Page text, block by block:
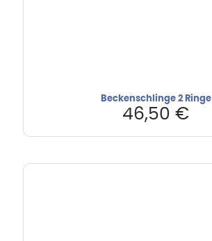
Beckenschlinge 2 Ringe
46,50 €